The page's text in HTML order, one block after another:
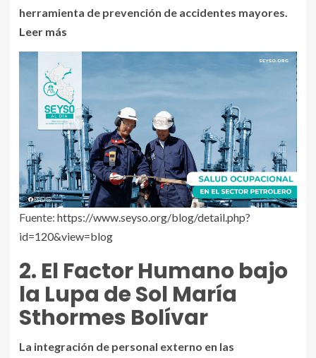
herramienta de prevención de accidentes mayores.
Leer más
Fuente: https://www.seyso.org/blog/detail.php?
id=120&view=blog
2. El Factor Humano bajo
la Lupa de Sol María
Sthormes Bolívar
La integración de personal externo en las